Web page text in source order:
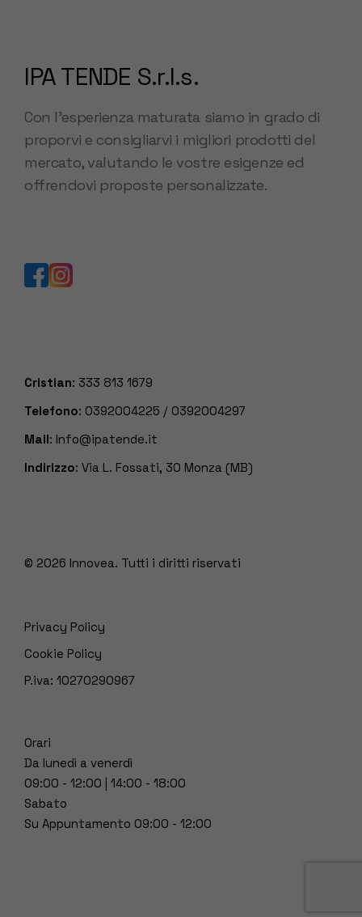
IPA TENDE S.r.l.s.
Con l’esperienza maturata siamo in grado di
proporvi e consigliarvi i migliori prodotti del
mercato, valutando le vostre esigenze ed
offrendovi proposte personalizzate.
Cristian: 333 813 1679
Telefono: 0392004225 / 0392004297
Mail: Info@ipatende.it
Indirizzo: Via L. Fossati, 30 Monza (MB)
© 2026 Innovea. Tutti i diritti riservati
Privacy Policy
Cookie Policy
P.iva: 10270290967
Orari
Da lunedì a venerdì
09:00 - 12:00 | 14:00 - 18:00
Sabato
Su Appuntamento 09:00 - 12:00